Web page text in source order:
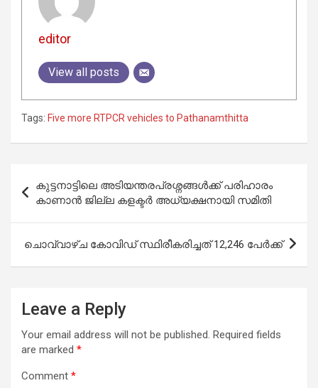
editor
View all posts
Tags: Five more RTPCR vehicles to Pathanamthitta
navigation
കുട്ടനാട്ടിലെ അടിയന്തരപ്രശ്നങ്ങള്‍ക്ക് പരിഹാരം
കാണാന്‍ ജില്ല കളക്ടര്‍ അധ്യക്ഷനായി സമിതി
ചൊവ്വാഴ്ച കോവിഡ് സ്ഥിരീകരിച്ചത് 12,246 പേർക്ക്
Leave a Reply
Your email address will not be published. Required fields
are marked *
Comment *